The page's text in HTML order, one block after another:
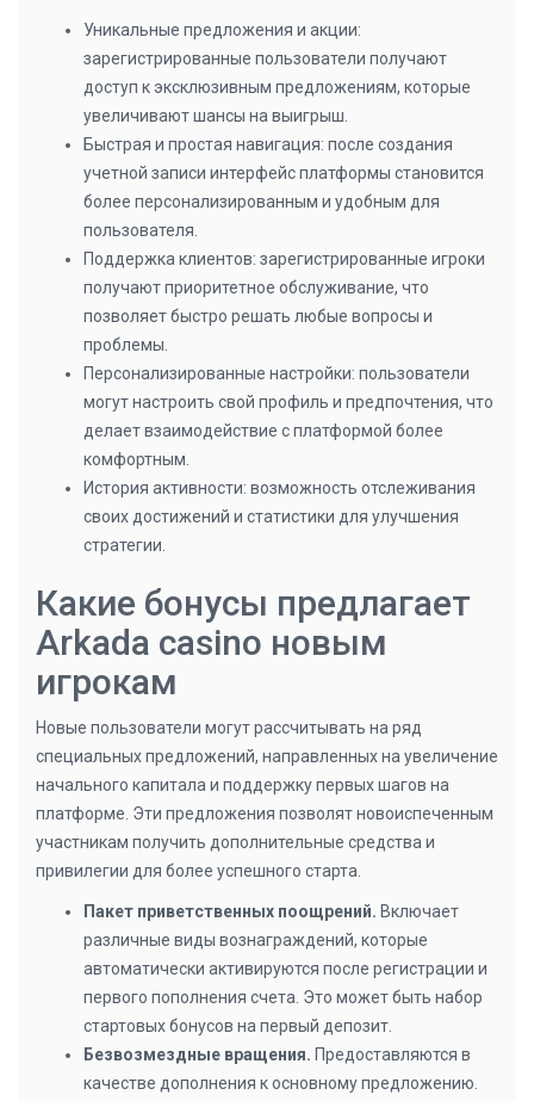
Уникальные предложения и акции:
зарегистрированные пользователи получают
доступ к эксклюзивным предложениям, которые
увеличивают шансы на выигрыш.
Быстрая и простая навигация: после создания
учетной записи интерфейс платформы становится
более персонализированным и удобным для
пользователя.
Поддержка клиентов: зарегистрированные игроки
получают приоритетное обслуживание, что
позволяет быстро решать любые вопросы и
проблемы.
Персонализированные настройки: пользователи
могут настроить свой профиль и предпочтения, что
делает взаимодействие с платформой более
комфортным.
История активности: возможность отслеживания
своих достижений и статистики для улучшения
стратегии.
Какие бонусы предлагает
Arkada casino новым
игрокам
Новые пользователи могут рассчитывать на ряд
специальных предложений, направленных на увеличение
начального капитала и поддержку первых шагов на
платформе. Эти предложения позволят новоиспеченным
участникам получить дополнительные средства и
привилегии для более успешного старта.
Пакет приветственных поощрений. Включает
различные виды вознаграждений, которые
автоматически активируются после регистрации и
первого пополнения счета. Это может быть набор
стартовых бонусов на первый депозит.
Безвозмездные вращения. Предоставляются в
качестве дополнения к основному предложению.